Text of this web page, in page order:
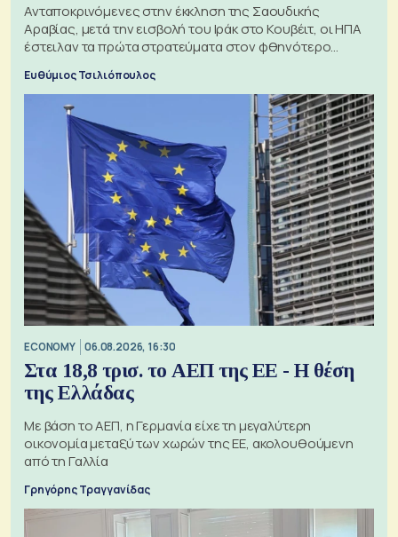
Ανταποκρινόμενες στην έκκληση της Σαουδικής
Αραβίας, μετά την εισβολή του Ιράκ στο Κουβέιτ, οι ΗΠΑ
έστειλαν τα πρώτα στρατεύματα στον φθηνότερο
Ευθύμιος Τσιλιόπουλος
ECONOMY 06.08.2026, 16:30
Στα 18,8 τρισ. το ΑΕΠ της ΕΕ - Η θέση
της Ελλάδας
Με βάση το ΑΕΠ, η Γερμανία είχε τη μεγαλύτερη
οικονομία μεταξύ των χωρών της ΕΕ, ακολουθούμενη
από τη Γαλλία
Γρηγόρης Τραγγανίδας